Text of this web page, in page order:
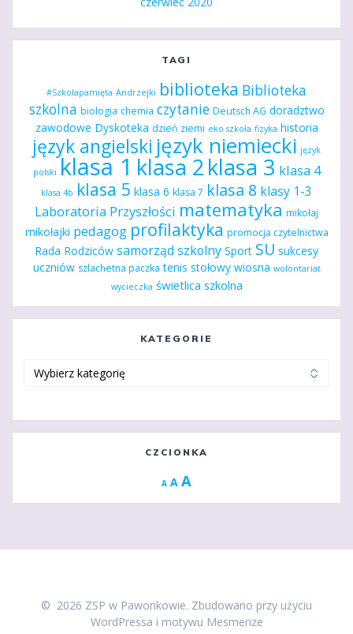
TAGI
#Szkołapamięta Andrzejki biblioteka Biblioteka
szkolna biologia chemia czytanie Deutsch AG doradztwo
zawodowe Dyskoteka dzień ziemi eko szkoła fizyka historia
język angielski język niemiecki język
polski klasa 1 klasa 2klasa 3 klasa 4
klasa 4b klasa 5 klasa 6 klasa 7 klasa 8 klasy 1-3
Laboratoria Przyszłości matematyka mikołaj
mikołajki pedagog profilaktyka promocja czytelnictwa
Rada Rodziców samorząd szkolny Sport SU sukcesy
uczniów szlachetna paczka tenis stołowy wiosna wolontariat
wycieczka świetlica szkolna
KATEGORIE
CZCIONKA
A Decrease
A Reset
A
© 2026 ZSP w Pawonkowie. Zbudowano przy użyciu
WordPressa i motywu Mesmerize